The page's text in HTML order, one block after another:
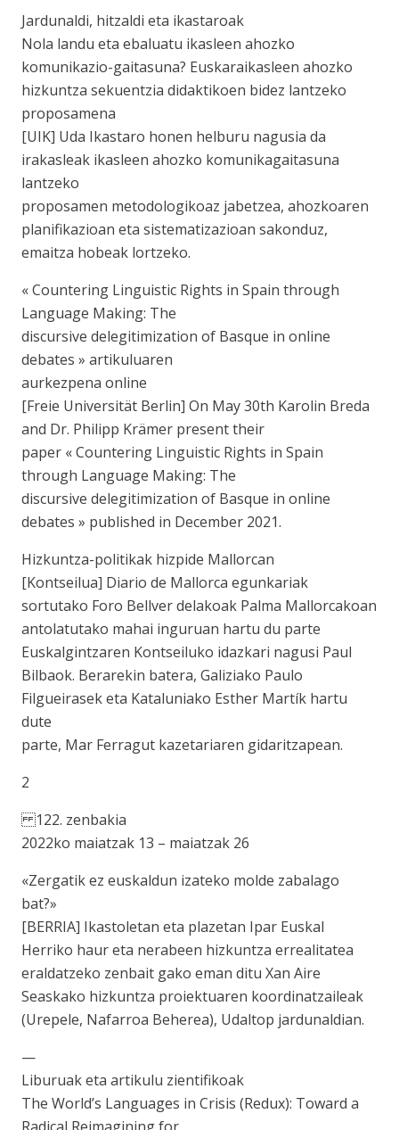
Jardunaldi, hitzaldi eta ikastaroak
Nola landu eta ebaluatu ikasleen ahozko
komunikazio-gaitasuna? Euskaraikasleen ahozko
hizkuntza sekuentzia didaktikoen bidez lantzeko
proposamena
[UIK] Uda Ikastaro honen helburu nagusia da
irakasleak ikasleen ahozko komunikagaitasuna
lantzeko
proposamen metodologikoaz jabetzea, ahozkoaren
planifikazioan eta sistematizazioan sakonduz,
emaitza hobeak lortzeko.
« Countering Linguistic Rights in Spain through
Language Making: The
discursive delegitimization of Basque in online
debates » artikuluaren
aurkezpena online
[Freie Universität Berlin] On May 30th Karolin Breda
and Dr. Philipp Krämer present their
paper « Countering Linguistic Rights in Spain
through Language Making: The
discursive delegitimization of Basque in online
debates » published in December 2021.
Hizkuntza-politikak hizpide Mallorcan
[Kontseilua] Diario de Mallorca egunkariak
sortutako Foro Bellver delakoak Palma Mallorcakoan
antolatutako mahai inguruan hartu du parte
Euskalgintzaren Kontseiluko idazkari nagusi Paul
Bilbaok. Berarekin batera, Galiziako Paulo
Filgueirasek eta Kataluniako Esther Martík hartu
dute
parte, Mar Ferragut kazetariaren gidaritzapean.
2
122. zenbakia
2022ko maiatzak 13 – maiatzak 26
«Zergatik ez euskaldun izateko molde zabalago
bat?»
[BERRIA] Ikastoletan eta plazetan Ipar Euskal
Herriko haur eta nerabeen hizkuntza errealitatea
eraldatzeko zenbait gako eman ditu Xan Aire
Seaskako hizkuntza proiektuaren koordinatzaileak
(Urepele, Nafarroa Beherea), Udaltop jardunaldian.
—
Liburuak eta artikulu zientifikoak
The World’s Languages in Crisis (Redux): Toward a